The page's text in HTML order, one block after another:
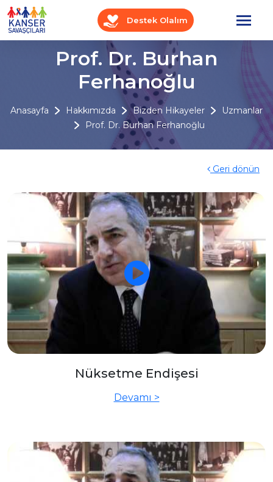
Destek Olalım
Prof. Dr. Burhan
Ferhanoğlu
Anasayfa Hakkımızda Bizden Hikayeler
Uzmanlar
Prof. Dr. Burhan Ferhanoğlu
Geri dönün
Nüksetme Endişesi
Devamı >